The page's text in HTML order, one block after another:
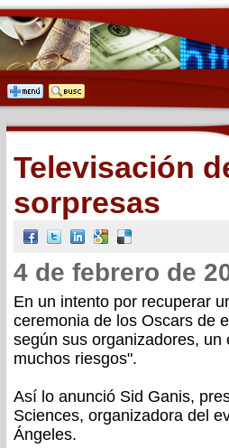
Televisación
sorpresas
4 de febrero de
En un intento por recuperar
ceremonia de los Oscars de
según sus organizadores,
muchos riesgos".
Así lo anunció Sid Ganis,
Sciences, organizadora del
Ángeles.